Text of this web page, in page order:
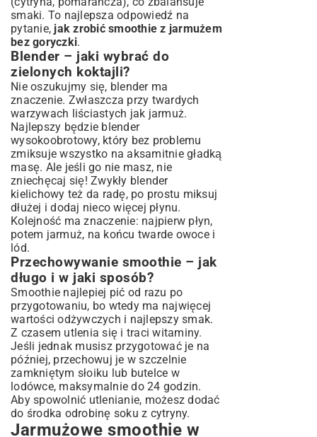
smaki. To najlepsza odpowiedź na
pytanie, jak zrobić smoothie z jarmużem
bez goryczki.
Blender – jaki wybrać do
zielonych koktajli?
Nie oszukujmy się, blender ma
znaczenie. Zwłaszcza przy twardych
warzywach liściastych jak jarmuż.
Najlepszy będzie blender
wysokoobrotowy, który bez problemu
zmiksuje wszystko na aksamitnie gładką
masę. Ale jeśli go nie masz, nie
zniechęcaj się! Zwykły blender
kielichowy też da radę, po prostu miksuj
dłużej i dodaj nieco więcej płynu.
Kolejność ma znaczenie: najpierw płyn,
potem jarmuż, na końcu twarde owoce i
lód.
Przechowywanie smoothie – jak
długo i w jaki sposób?
Smoothie najlepiej pić od razu po
przygotowaniu, bo wtedy ma najwięcej
wartości odżywczych i najlepszy smak.
Z czasem utlenia się i traci witaminy.
Jeśli jednak musisz przygotować je na
później, przechowuj je w szczelnie
zamkniętym słoiku lub butelce w
lodówce, maksymalnie do 24 godzin.
Aby spowolnić utlenianie, możesz dodać
do środka odrobinę soku z cytryny.
Jarmużowe smoothie w